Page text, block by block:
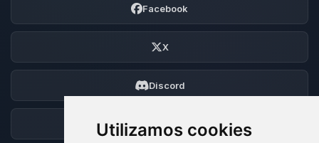
Utilizamos cookies
Facebook
X
Discord
Foro